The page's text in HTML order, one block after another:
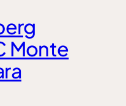
Monte